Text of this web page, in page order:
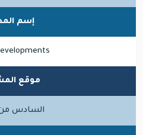
إسم
موقع
السادس من